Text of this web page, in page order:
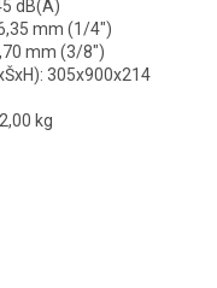
dB(A)
mm (1/4")
mm (3/8")
305x900x214
kg